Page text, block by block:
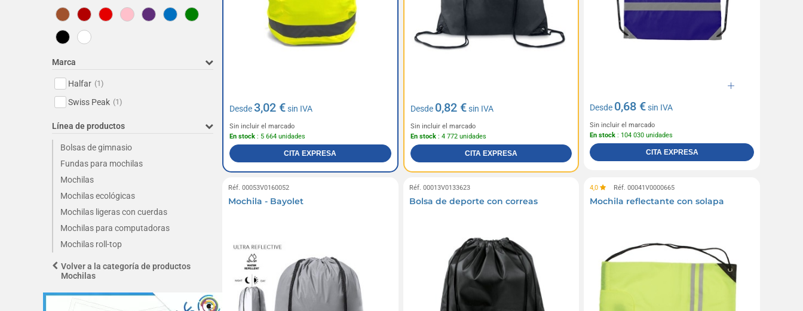
Marca
Halfar (1)
Swiss Peak (1)
Línea de productos
Bolsas de gimnasio
Fundas para mochilas
Mochilas
Mochilas ecológicas
Mochilas ligeras con cuerdas
Mochilas para computadoras
Mochilas roll-top
Volver a la categoría de productos
Mochilas
Desde3,02 €sin IVA
Sin incluir el marcado
En stock : 5 664 unidades
CITA EXPRESA
Desde 0,82 €sin IVA
Sin incluir el marcado
En stock: 4 772 unidades
CITA EXPRESA
Desde 0,68 €sin IVA
Sin incluir el marcado
En stock : 104 030 unidades
CITA EXPRESA
Réf. 00053V0160052
Mochila - Bayolet
Réf. 00013V0133623
Bolsa de deporte con correas
4,0 Réf. 00041V0000665
Mochila reflectante con solapa